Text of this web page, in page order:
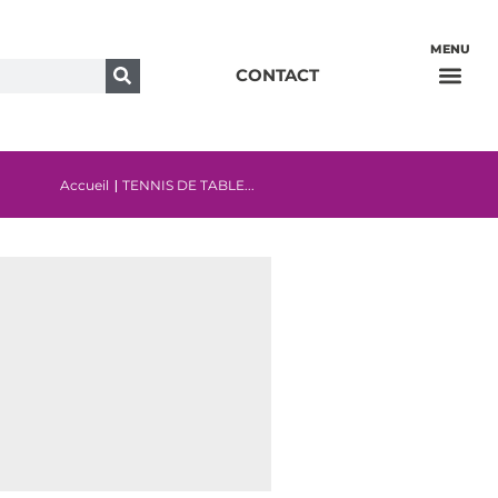
CONTACT
Accueil TENNIS DE TABLE...